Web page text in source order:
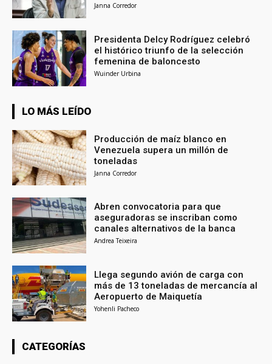
Janna Corredor
Presidenta Delcy Rodríguez celebró
el histórico triunfo de la selección
femenina de baloncesto
Wuinder Urbina
LO MÁS LEÍDO
Producción de maíz blanco en
Venezuela supera un millón de
toneladas
Janna Corredor
Abren convocatoria para que
aseguradoras se inscriban como
canales alternativos de la banca
Andrea Teixeira
Llega segundo avión de carga con
más de 13 toneladas de mercancía al
Aeropuerto de Maiquetía
Yohenli Pacheco
CATEGORÍAS